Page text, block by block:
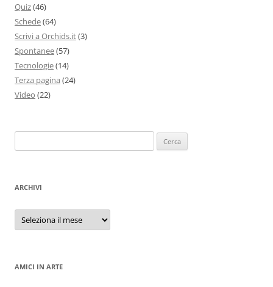
Quiz(46)
Schede(64)
Scrivi a Orchids.it(3)
Spontanee(57)
Tecnologie(14)
Terza pagina (24)
Video (22)
per:
ARCHIVI
Archivi
AMICI IN ARTE